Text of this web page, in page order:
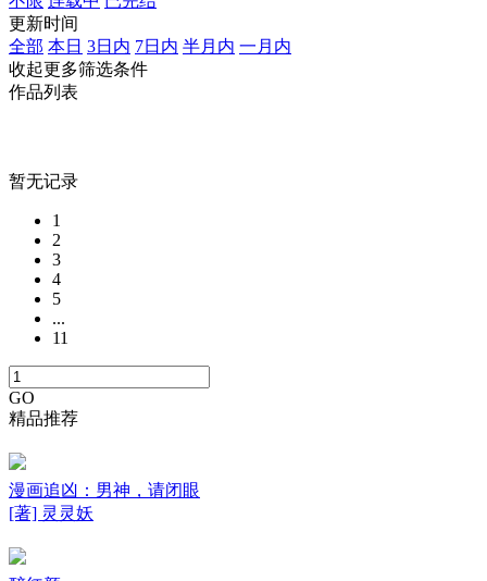
更新时间
全部 本日 3日内 7日内 半月内 一月内
收起更多筛选条件
作品列表
暂无记录
1
2
3
4
5
...
11
GO
精品推荐
漫画追凶：男神，请闭眼
[著] 灵灵妖